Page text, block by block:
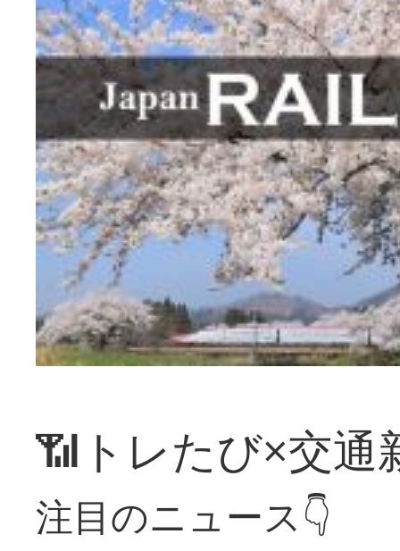
📶トレたび×交通
注目のニュース👇